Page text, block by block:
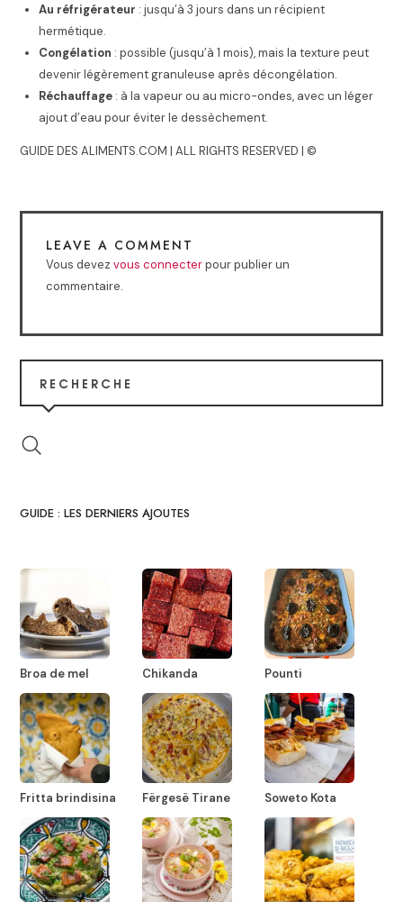
Au réfrigérateur : jusqu’à 3 jours dans un récipient
hermétique.
Congélation : possible (jusqu’à 1 mois), mais la texture peut
devenir légèrement granuleuse après décongélation.
Réchauffage : à la vapeur ou au micro-ondes, avec un léger
ajout d’eau pour éviter le dessèchement.
GUIDE DES ALIMENTS.COM | ALL RIGHTS RESERVED | ©
LEAVE A COMMENT
Vous devezvous connecterpour publier un
commentaire.
RECHERCHE
GUIDE : LES DERNIERS AJOUTES
Broa de mel Chikanda Pounti
Fritta brindisina Fërgesë Tirane Soweto Kota